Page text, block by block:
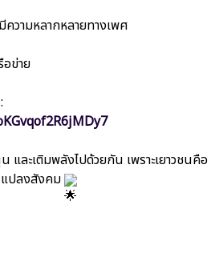
ความหลากหลายทางเพศ
ข่าย
และเติมพลังไปด้วยกัน เพราะเยาวชนคือ
ปลงสังคม